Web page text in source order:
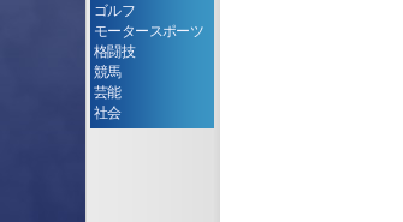
ゴルフ
モータースポーツ
格闘技
競馬
芸能
社会